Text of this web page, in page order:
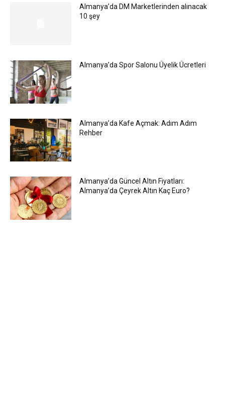
Almanya’da DM Marketlerinden alınacak
10 şey
Almanya’da Spor Salonu Üyelik Ücretleri
Almanya’da Kafe Açmak: Adım Adım
Rehber
Almanya’da Güncel Altın Fiyatları:
Almanya’da Çeyrek Altın Kaç Euro?